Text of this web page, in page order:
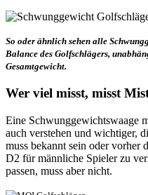
So oder ähnlich sehen alle
Balance des Golfschlägers,
Gesamtgewicht.
Wer viel misst, misst
Eine Schwunggewichtswaage
auch verstehen und wichtiger,
muss bekannt sein oder vorher
D2 für männliche Spieler zu
passen, muss aber nicht.